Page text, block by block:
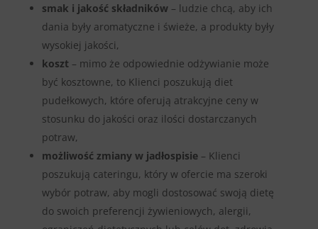
smak i jakość składników– ludzie chcą, aby ich
dania były aromatyczne i świeże, a produkty były
wysokiej jakości,
koszt– mimo że odpowiednie odżywianie może
być kosztowne, to Klienci poszukują diet
pudełkowych, które oferują atrakcyjne ceny w
stosunku do jakości oraz ilości dostarczanych
potraw,
możliwość zmiany w jadłospisie– Klienci
poszukują cateringu, który w ofercie ma szeroki
wybór potraw, aby mogli dostosować swoją dietę
do swoich preferencji żywieniowych, alergii,